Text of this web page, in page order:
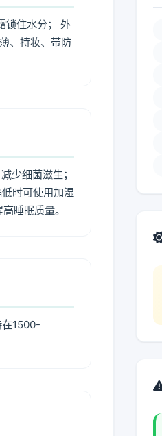
锁住水分； 外
、持妆、带防
少细菌滋生；
时可使用加湿
睡眠质量。
在1500-